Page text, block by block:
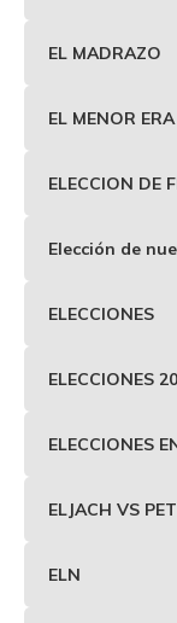
EL MADRAZO
EL MENOR
ELECCION DE
Elección de
ELECCIONES
ELECCIONES
ELECCIONES
ELJACH VS
ELN